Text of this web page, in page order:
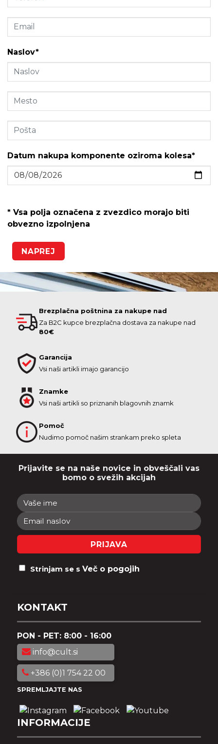
Naslov*
Datum nakupa komponente oziroma kolesa*
* Vsa polja označena z zvezdico morajo biti
obvezno izpolnjena
NAPREJ
Brezplačna poštnina za nakupe nad
Za B2C kupce brezplačna dostava za nakupe nad
80€
Garancija
Vsi naši artikli imajo garancijo
Znamke
Vsi naši artikli so priznanih blagovnih znamk
Pomoč
Nudimo pomoč našim strankam preko spleta
Prijavite se na naše novice in obveščali vas
bomo o svežih akcijah
PRIJAVA
Strinjam se s Več o pogojih
KONTAKT
PON - PET: 8:00 - 16:00
info@cult.si
+386 (0)1 754 22 00
SPREMLJAJTE NAS
INFORMACIJE